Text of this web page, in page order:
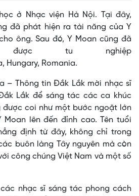
ở Nhạc viện Hà Nội. Tại đây,
đã phát hiện ra tài năng của Y
ông. Sau đó, Y Moan cũng đã
tu nghiệp
Hungary, Romania.
– Thông tin Đắk Lắk mời nhạc sĩ
Lắk để sáng tác các ca khúc
được coi như một bước ngoặt lớn
Moan lên đến đỉnh cao. Tên tuổi
định từ đây, không chỉ trong
buôn làng Tây nguyên mà còn
công chúng Việt Nam và một số
nhạc sĩ sáng tác phong cách